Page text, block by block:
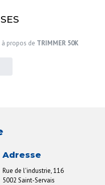
propos de TRIMMER 50K
Adresse
Rue de l'industrie, 116
5002 Saint-Servais